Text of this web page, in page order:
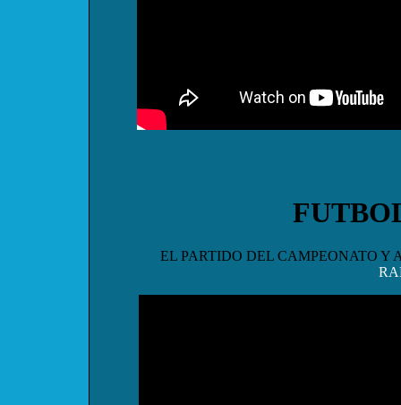
EL PARTIDO DEL CAMPEONATO Y